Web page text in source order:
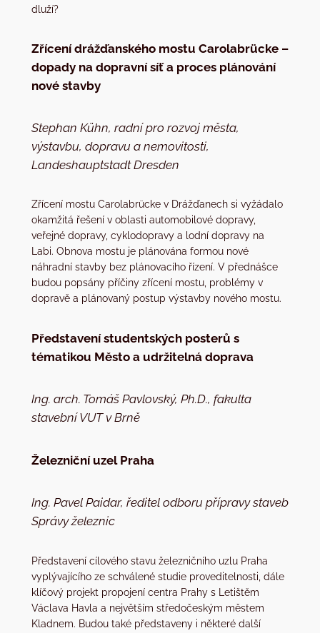
dluží?
Zřícení drážďanského mostu Carolabrücke –
dopady na dopravní síť a proces plánování
nové stavby
Stephan Kühn, radní pro rozvoj města,
výstavbu, dopravu a nemovitosti,
Landeshauptstadt Dresden
Zřícení mostu Carolabrücke v Drážďanech si vyžádalo
okamžitá řešení v oblasti automobilové dopravy,
veřejné dopravy, cyklodopravy a lodní dopravy na
Labi. Obnova mostu je plánována formou nové
náhradní stavby bez plánovacího řízení. V přednášce
budou popsány příčiny zřícení mostu, problémy v
dopravě a plánovaný postup výstavby nového mostu.
Představení studentských posterů s
tématikou Město a udržitelná doprava
Ing. arch. Tomáš Pavlovský, Ph.D., fakulta
stavební VUT v Brně
Železniční uzel Praha
Ing. Pavel Paidar, ředitel odboru přípravy staveb
Správy železnic
Představení cílového stavu železničního uzlu Praha
vyplývajícího ze schválené studie proveditelnosti, dále
klíčový projekt propojení centra Prahy s Letištěm
Václava Havla a největším středočeským městem
Kladnem. Budou také představeny i některé další